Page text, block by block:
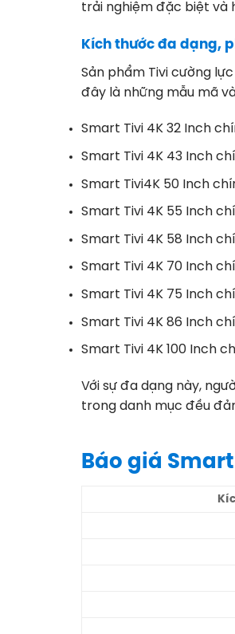
trải nghiệm đặc biệt và
Kích thước đa dạng,
Sản phẩm Tivi cường
đây là những mẫu mã
Smart Tivi 4K 32 Inch
Smart Tivi 4K 43 Inch
Smart Tivi4K 50 Inch
Smart Tivi 4K 55 Inch
Smart Tivi 4K 58 Inch
Smart Tivi 4K 70 Inch
Smart Tivi 4K 75 Inch
Smart Tivi 4K 86 Inch
Smart Tivi 4K 100 Inch
Với sự đa dạng này,
trong danh mục đều
Báo giá